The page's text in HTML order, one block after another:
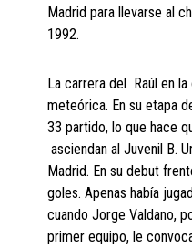
Madrid para llevarse al
1992.
La carrera del Raúl en
meteórica. En su etapa
33 partido, lo que hace
asciendan al Juvenil B.
Madrid. En su debut
goles. Apenas había
cuando Jorge Valdano,
primer equipo, le